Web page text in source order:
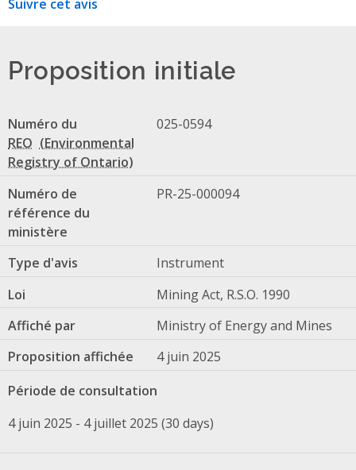
Suivre cet avis
Proposition initiale
Numéro du
REO
025-0594
Numéro de
référence du
ministère
PR-25-000094
Type d'avis
Instrument
Loi
Mining Act, R.S.O. 1990
Affiché par
Ministry of Energy and Mines
Proposition affichée
4 juin 2025
Période de consultation
4 juin 2025 - 4 juillet 2025 (30 days)